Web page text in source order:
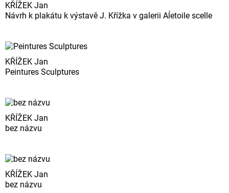
KŘÍŽEK Jan
Návrh k plakátu k výstavě J. Křížka v galerii Aĺetoile scelle
KŘÍŽEK Jan
Peintures Sculptures
KŘÍŽEK Jan
bez názvu
KŘÍŽEK Jan
bez názvu